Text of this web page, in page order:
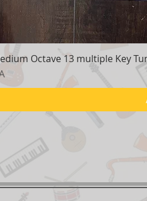
Octave 13 multiple Key